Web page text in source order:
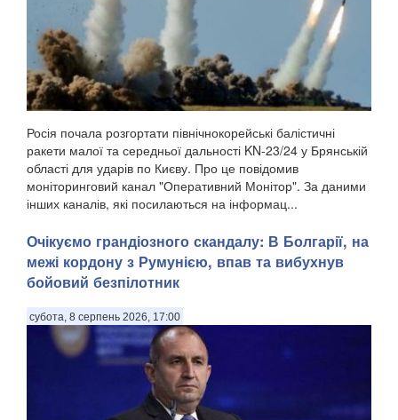
Росія почала розгортати північнокорейські балістичні
ракети малої та середньої дальності KN-23/24 у Брянській
області для ударів по Києву. Про це повідомив
моніторинговий канал "Оперативний Монітор". За даними
інших каналів, які посилаються на інформац...
Очікуємо грандіозного скандалу: В Болгарії, на
межі кордону з Румунією, впав та вибухнув
бойовий безпілотник
субота, 8 серпень 2026, 17:00